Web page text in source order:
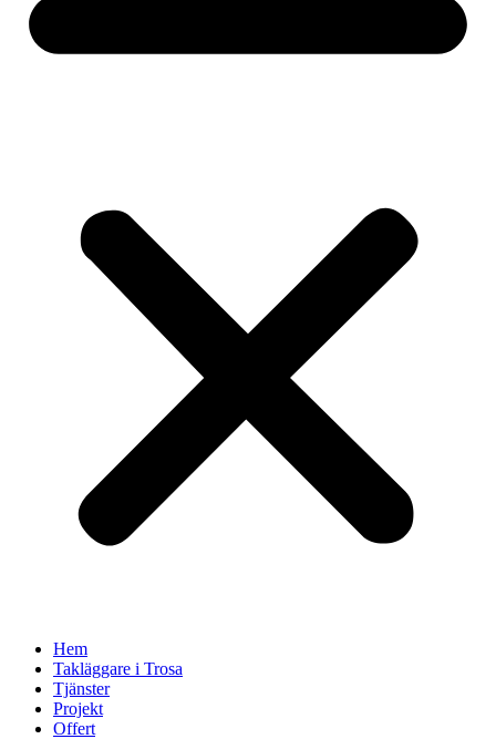
Hem
Takläggare i Trosa
Tjänster
Projekt
Offert